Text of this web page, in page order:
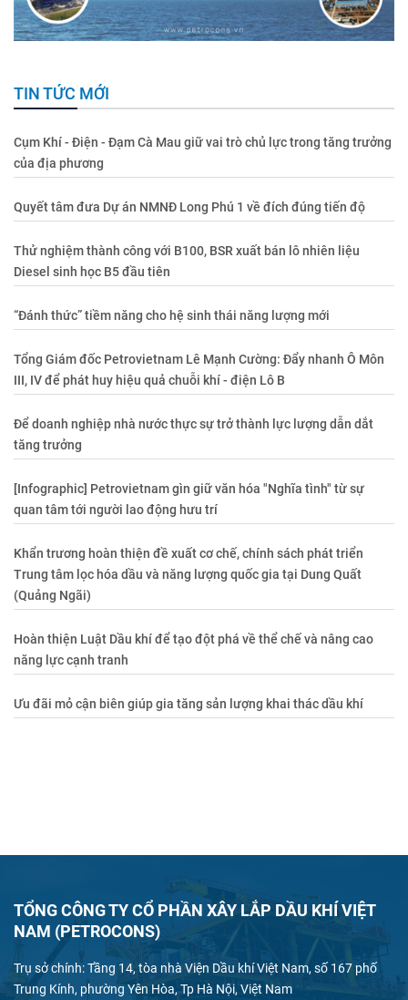
TIN TỨC MỚI
Cụm Khí - Điện - Đạm Cà Mau giữ vai trò chủ lực trong tăng trưởng
của địa phương
Quyết tâm đưa Dự án NMNĐ Long Phú 1 về đích đúng tiến độ
Thử nghiệm thành công với B100, BSR xuất bán lô nhiên liệu
Diesel sinh học B5 đầu tiên
“Đánh thức” tiềm năng cho hệ sinh thái năng lượng mới
Tổng Giám đốc Petrovietnam Lê Mạnh Cường: Đẩy nhanh Ô Môn
III, IV để phát huy hiệu quả chuỗi khí - điện Lô B
Để doanh nghiệp nhà nước thực sự trở thành lực lượng dẫn dắt
tăng trưởng
[Infographic] Petrovietnam gìn giữ văn hóa "Nghĩa tình" từ sự
quan tâm tới người lao động hưu trí
Khẩn trương hoàn thiện đề xuất cơ chế, chính sách phát triển
Trung tâm lọc hóa dầu và năng lượng quốc gia tại Dung Quất
(Quảng Ngãi)
Hoàn thiện Luật Dầu khí để tạo đột phá về thể chế và nâng cao
năng lực cạnh tranh
Ưu đãi mỏ cận biên giúp gia tăng sản lượng khai thác dầu khí
TỔNG CÔNG TY CỔ PHẦN XÂY LẮP DẦU KHÍ VIỆT
NAM (PETROCONS)
Trụ sở chính: Tầng 14, tòa nhà Viện Dầu khí Việt Nam, số 167 phố
Trung Kính, phường Yên Hòa, Tp Hà Nội, Việt Nam